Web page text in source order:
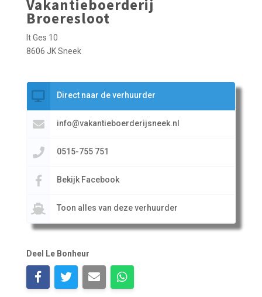
Vakantieboerderij
Broeresloot
It Ges 10
8606 JK Sneek
Direct naar de verhuurder
info@vakantieboerderijsneek.nl
0515-755 751
Bekijk Facebook
Toon alles van deze verhuurder
Deel Le Bonheur